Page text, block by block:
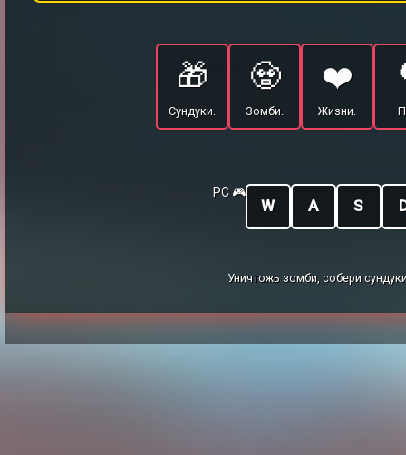
🎁
Сундуки.
🧟
Зомби.
❤️
Жизни.
PC 🎮
W A S
Уничтожь зомби, собери